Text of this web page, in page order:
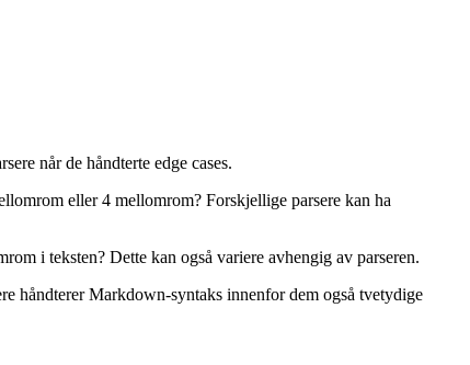
når de håndterte edge cases.
eller 4 mellomrom? Forskjellige parsere kan ha
i teksten? Dette kan også variere avhengig av parseren.
Markdown-syntaks innenfor dem også tvetydige